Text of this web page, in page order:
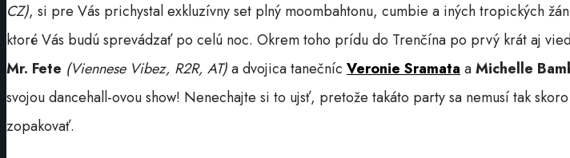
CZ), si pre Vás prichystal exkluzívny set plný moombahtonu, cumbie a iných tropických
ktoré Vás budú sprevádzať po celú noc. Okrem toho prídu do Trenčína po prvý krát aj
Mr. Fete (Viennese Vibez, R2R, AT)a dvojica tanečníc Veronie Sramata aMichelle
svojou dancehall-ovou show! Nenechajte si to ujsť, pretože takáto party sa nemusí tak skoro
zopakovať.